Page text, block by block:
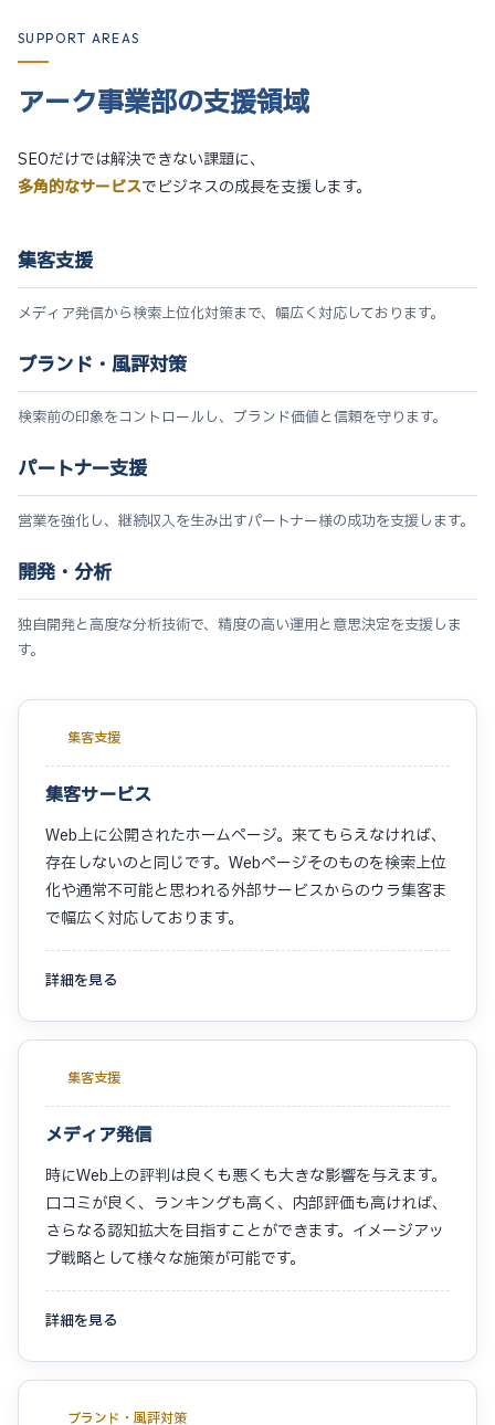
SUPPORT AREAS
アーク事業部の支援領域
SEOだけでは解決できない課題に、
多角的なサービスでビジネスの成長を支援します。
集客支援
メディア発信から検索上位化対策まで、幅広く対応しております。
ブランド・風評対策
検索前の印象をコントロールし、ブランド価値と信頼を守ります。
パートナー支援
営業を強化し、継続収入を生み出すパートナー様の成功を支援します。
開発・分析
独自開発と高度な分析技術で、精度の高い運用と意思決定を支援しま
す。
集客支援
集客サービス
Web上に公開されたホームページ。来てもらえなければ、
存在しないのと同じです。Webページそのものを検索上位
化や通常不可能と思われる外部サービスからのウラ集客ま
で幅広く対応しております。
詳細を見る
集客支援
メディア発信
時にWeb上の評判は良くも悪くも大きな影響を与えます。
口コミが良く、ランキングも高く、内部評価も高ければ、
さらなる認知拡大を目指すことができます。イメージアッ
プ戦略として様々な施策が可能です。
詳細を見る
ブランド・風評対策